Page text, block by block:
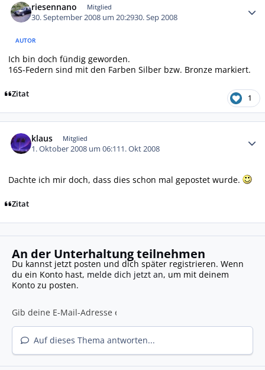
riesennano Mitglied
30. September 2008 um 20:2930. Sep 2008
AUTOR
Ich bin doch fündig geworden.
16S-Federn sind mit den Farben Silber bzw. Bronze markiert.
Zitat 1
klaus Mitglied
1. Oktober 2008 um 06:111. Okt 2008
Dachte ich mir doch, dass dies schon mal gepostet wurde.
Zitat
An der Unterhaltung teilnehmen
Du kannst jetzt posten und dich später registrieren. Wenn
du ein Konto hast, melde dich jetzt an, um mit deinem
Konto zu posten.
Auf dieses Thema antworten...